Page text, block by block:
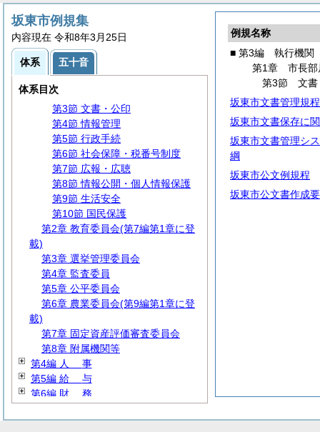
例規名称
■ 第3編 執行機関
第1章 市長部
第3節 文書
坂東市文書管理規程
坂東市文書保存に
坂東市文書管理シ
綱
坂東市公文例規程
坂東市公文書作成
坂東市例規集
内容現在 令和8年3月25日
体系 五十音
体系目次
第1編総規
第2編議会
第3編 執行機関
第1章 市長部局
第1節 事務分掌
第2節 代理・代決等
第3節 文書・公印
第4節 情報管理
第5節 行政手続
第6節 社会保障・税番号制度
第7節 広報・広聴
第8節 情報公開・個人情報保護
第9節 生活安全
第10節 国民保護
第2章 教育委員会(第7編第1章に登
載)
第3章 選挙管理委員会
第4章 監査委員
第5章 公平委員会
第6章 農業委員会(第9編第1章に登
載)
第7章 固定資産評価審査委員会
第8章 附属機関等
第4編 人 事
第5編 給 与
第6編 財 務
第8編民生